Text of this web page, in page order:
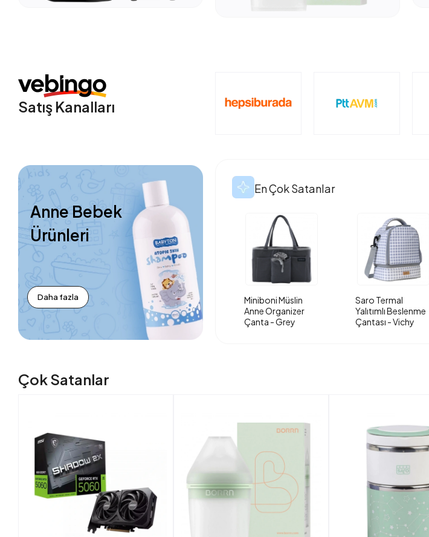
Satış Kanalları
Anne Bebek
Ürünleri
Daha fazla
En Çok Satanlar
Miniboni Müslin
Anne Organizer
Çanta - Grey
Saro Termal
Yalıtımlı Beslenme
Çantası - Vichy
Çok Satanlar